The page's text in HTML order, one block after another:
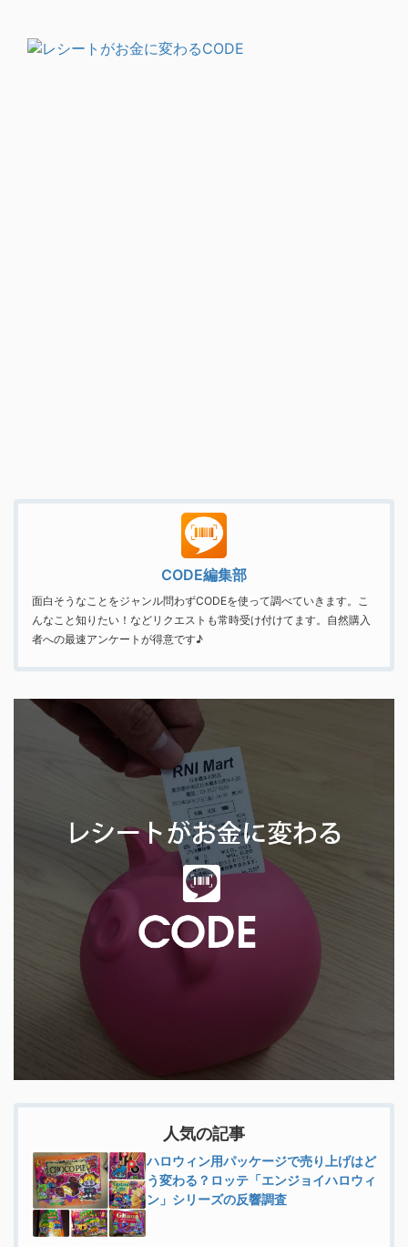
CODE編集部
面白そうなことをジャンル問わずCODEを使って調べていきます。こ
んなこと知りたい！などリクエストも常時受け付けてます。自然購入
者への最速アンケートが得意です♪
人気の記事
ハロウィン用パッケージで売り上げはど
う変わる？ロッテ「エンジョイハロウィ
ン」シリーズの反響調査